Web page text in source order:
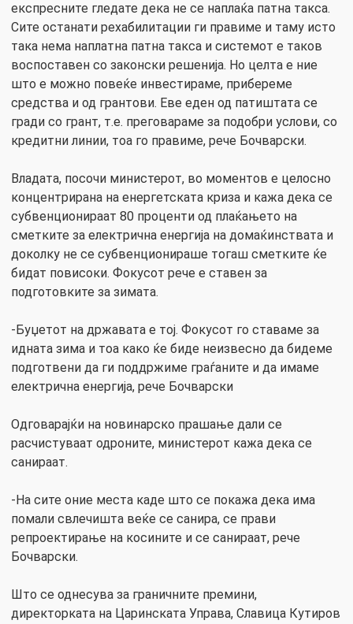
експресните гледате дека не се наплаќа патна такса.
Сите останати рехабилитации ги правиме и таму исто
така нема наплатна патна такса и системот е таков
воспоставен со законски решенија. Но целта е ние
што е можно повеќе инвестираме, прибереме
средства и од грантови. Еве еден од патиштата се
гради со грант, т.е. преговараме за подобри услови, со
кредитни линии, тоа го правиме, рече Бочварски.
Владата, посочи министерот, во моментов е целосно
концентрирана на енергетската криза и кажа дека се
субвенционираат 80 проценти од плаќањето на
сметките за електрична енергија на домаќинствата и
доколку не се субвенционираше тогаш сметките ќе
бидат повисоки. Фокусот рече е ставен за
подготовките за зимата.
-Буџетот на државата е тој. Фокусот го ставаме за
идната зима и тоа како ќе биде неизвесно да бидеме
подготвени да ги поддржиме граѓаните и да имаме
електрична енергија, рече Бочварски
Одговарајќи на новинарско прашање дали се
расчистуваат одроните, министерот кажа дека се
санираат.
-На сите оние места каде што се покажа дека има
помали свлечишта веќе се санира, се прави
репроектирање на косините и се санираат, рече
Бочварски.
Што се однесува за граничните премини,
директорката на Царинската Управа, Славица Кутиров